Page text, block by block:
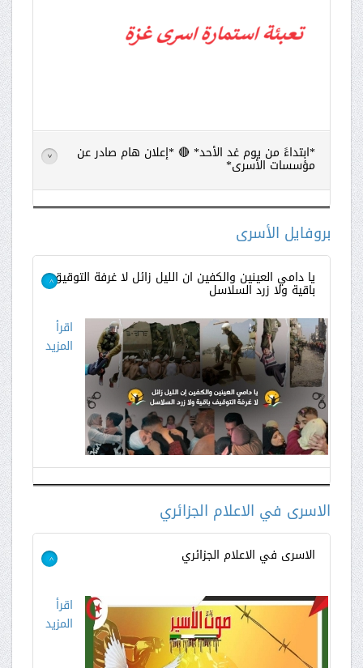
*ابتداءً من يوم غد الأحد* 🔴 *إعلان هام صادر عن
مؤسسات الأسرى* >
اقرأ
بروفايل الأسرى
يا دامي العينين والكفين ان الليل زائل لا غرفة التوقيق
باقية ولا زرد السلاسل >
اقرأ
المزيد
الاسرى في الاعلام الجزائري
الاسرى في الاعلام الجزائري >
اقرأ
المزيد